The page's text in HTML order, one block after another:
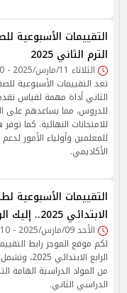
التقييمات الأسبوعية
الترم الثاني 2025
الثلاثاء 11/مارس/2025 - 01:10 ص
تعد التقييمات الأسبوعية
الثاني أداة مهمة لقياس
للدروس، مما يساعدهم على
للامتحانات النهائية. كما
للمعلمين وأولياء الأمور
الأكاديمي.
التقييمات الأسبوعية
الابتدائي 2025.. إليك الروابط
الأحد 09/مارس/2025 - 05:10 ص
لكم موقع الموجز رابط
الرابع
من المواد الدراسية الهامة
الدراسي الثاني.